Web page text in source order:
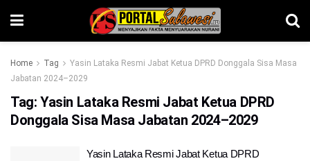
Home Tag
Yasin Lataka Resmi Jabat Ketua DPRD Donggala Sisa Masa
Jabatan 2024–2029
Tag: Yasin Lataka Resmi Jabat Ketua DPRD
Donggala Sisa Masa Jabatan 2024–2029
Yasin Lataka Resmi Jabat Ketua DPRD